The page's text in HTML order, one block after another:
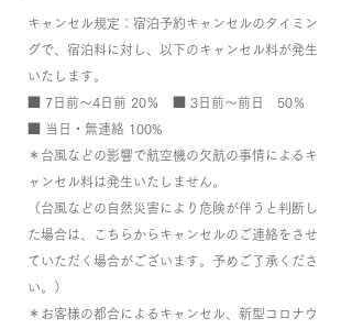
キャンセル規定：宿泊予約キャンセルのタイミン
グで、宿泊料に対し、以下のキャンセル料が発生
いたします。
■ 7日前～4日前 20％ ■ 3日前～前日 50％
■ 当日・無連絡 100%
＊台風などの影響で航空機の欠航の事情によるキ
ャンセル料は発生いたしません。
（台風などの自然災害により危険が伴うと判断し
た場合は、こちらからキャンセルのご連絡をさせ
ていただく場合がございます。予めご了承くださ
い。）
＊お客様の都合によるキャンセル、新型コロナウ